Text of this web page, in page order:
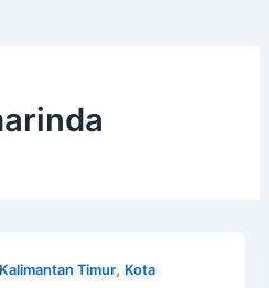
Kalimantan Timur, Kota